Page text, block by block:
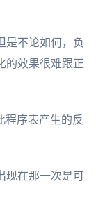
是不论如何，负
的效果很难跟正
程序表产生的反
现在那一次是可